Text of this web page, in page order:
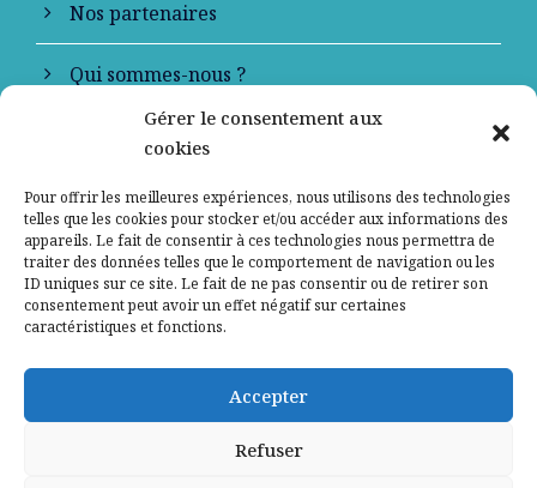
Gérer le consentement aux
cookies
Pour offrir les meilleures expériences, nous utilisons des technologies
telles que les cookies pour stocker et/ou accéder aux informations des
appareils. Le fait de consentir à ces technologies nous permettra de
traiter des données telles que le comportement de navigation ou les
ID uniques sur ce site. Le fait de ne pas consentir ou de retirer son
consentement peut avoir un effet négatif sur certaines
caractéristiques et fonctions.
Accepter
Refuser
Nos partenaires
Qui sommes-nous ?
Contactez-nous
Mentions légales
Politique de confidentialité